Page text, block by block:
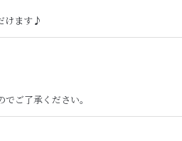
けます♪
ご了承ください。